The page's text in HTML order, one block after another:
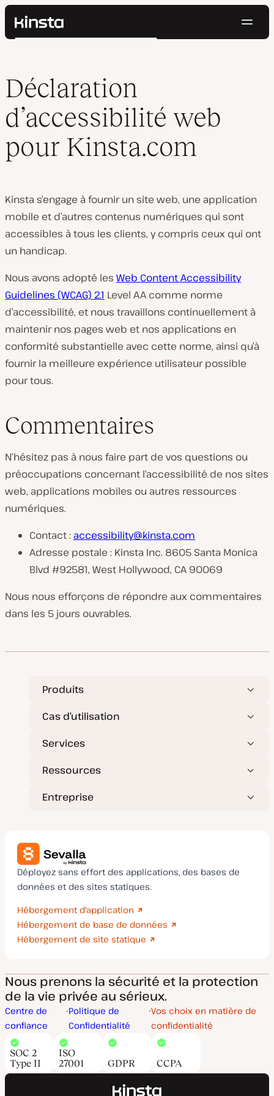
Kinsta®
Prix
Ressources
Contact
Rechercher
Déclaration
d’accessibilité web
pour Kinsta.com
Kinsta s’engage à fournir un site web, une application
mobile et d’autres contenus numériques qui sont
accessibles à tous les clients, y compris ceux qui ont
un handicap.
Nous avons adopté les Web Content Accessibility
Guidelines (WCAG) 2.1 Level AA comme norme
d’accessibilité, et nous travaillons continuellement à
maintenir nos pages web et nos applications en
conformité substantielle avec cette norme, ainsi qu’à
fournir la meilleure expérience utilisateur possible
pour tous.
Commentaires
N’hésitez pas à nous faire part de vos questions ou
préoccupations concernant l’accessibilité de nos sites
web, applications mobiles ou autres ressources
numériques.
Contact : accessibility@kinsta.com
Adresse postale : Kinsta Inc. 8605 Santa Monica
Blvd #92581, West Hollywood, CA 90069
Nous nous efforçons de répondre aux commentaires
dans les 5 jours ouvrables.
Produits
Cas d’utilisation
Services
Ressources
Entreprise
Déployez sans effort des applications, des bases de
données et des sites statiques.
Hébergement d'application
Hébergement de base de données
Hébergement de site statique
Nous prenons la sécurité et la protection
de la vie privée au sérieux.
Centre de
confiance
Politique de
Confidentialité
Vos choix en matière de
confidentialité
SOC 2
Type II
ISO
27001
GDPR CCPA